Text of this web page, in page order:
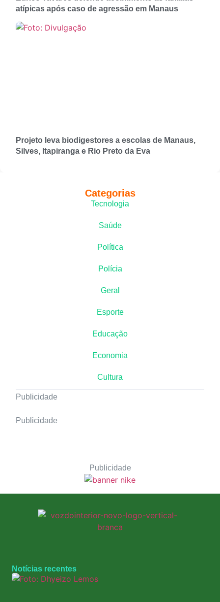
atípicas após caso de agressão em Manaus
Projeto leva biodigestores a escolas de Manaus,
Silves, Itapiranga e Rio Preto da Eva
Categorias
Tecnologia
Saúde
Política
Polícia
Geral
Esporte
Educação
Economia
Cultura
Publicidade
Publicidade
Publicidade
Notícias recentes